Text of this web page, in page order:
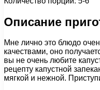
Описание
Мне лично это блюдо
качествами, оно
вы не очень любите
рецепту капустной
мягкой и нежной.